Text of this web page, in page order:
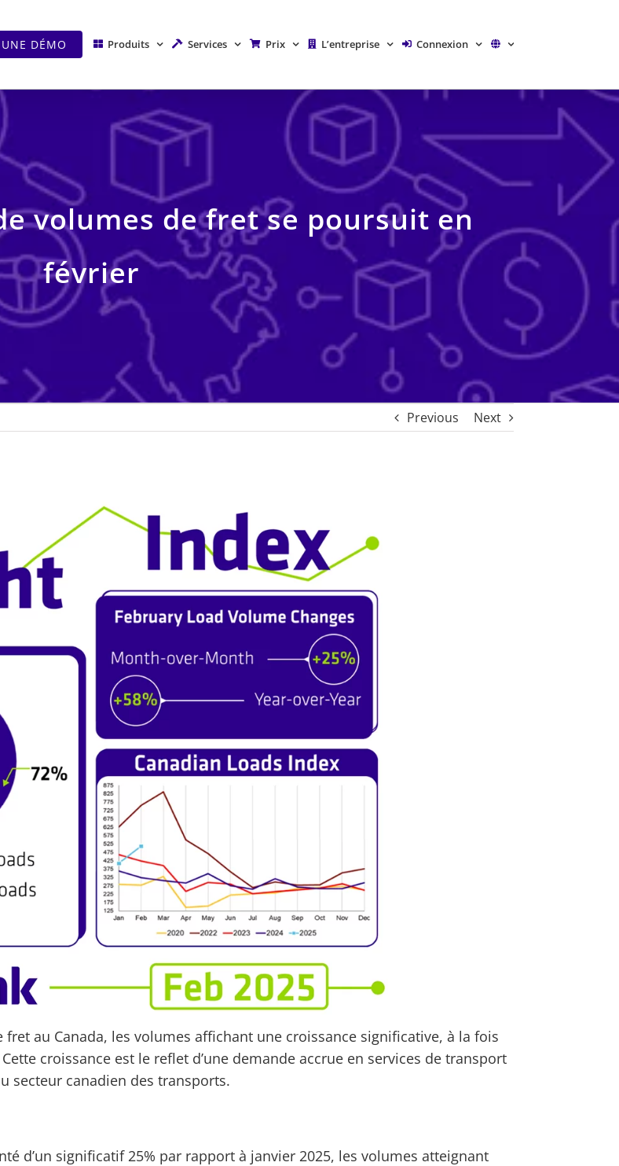
UNE DÉMO Produits Services Prix L’entreprise Connexion
volumes de fret se poursuit en
février
Previous Next
au Canada, les volumes affichant une croissance significative, à la fois
croissance est le reflet d’une demande accrue en services de transport
secteur canadien des transports.
d’un significatif 25% par rapport à janvier 2025, les volumes atteignant